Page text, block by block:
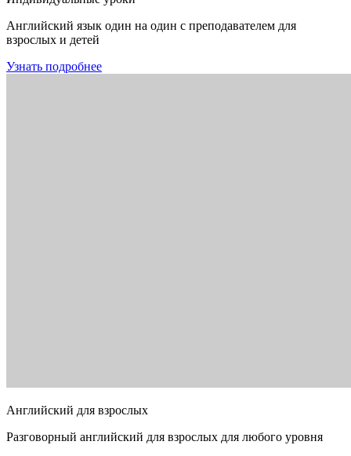
Английский язык один на один с преподавателем для
взрослых и детей
Узнать подробнее
Английский для взрослых
Разговорный английский для взрослых для любого уровня